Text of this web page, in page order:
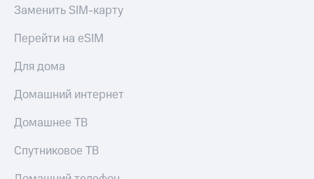
Заменить SIM-карту
Перейти на eSIM
Для дома
Домашний интернет
Домашнее ТВ
Спутниковое ТВ